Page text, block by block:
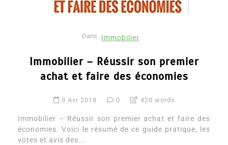
Dans Immobilier
Immobilier – Réussir son premier
achat et faire des économies
9 Avr 2018 0 420 words
Immobilier – Réussir son premier achat et faire des
économies. Voici le résumé de ce guide pratique, les
votes et avis des...